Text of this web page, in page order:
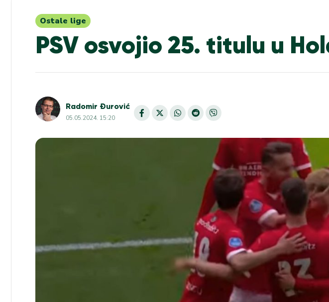
Ostale lige
PSV osvojio 25. titulu u
Radomir Đurović
05.05.2024. 15:20